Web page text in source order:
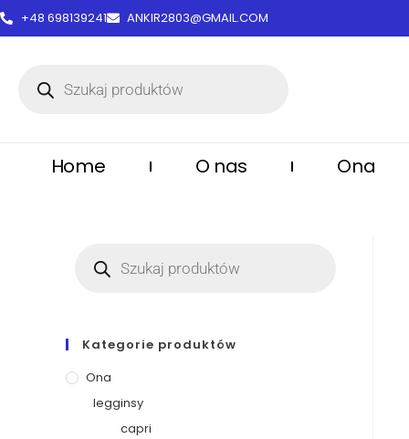
treści+48 698139241 ANKIR2803@GMAIL.COM
Home O nas Ona
Kategorie produktów
Ona
legginsy
capri